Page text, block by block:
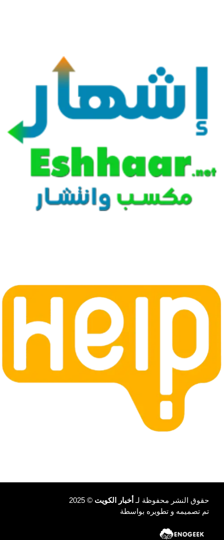
حقوق النشر محفوظة لـ أخبار الكويت © 2025
تم تصميمه و تطويره بواسطة